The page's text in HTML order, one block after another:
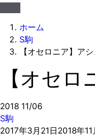
ホーム
S駒
【オセロニア】ア
【オセ
2018 11/06
S駒
2017年3月21日 2018年11